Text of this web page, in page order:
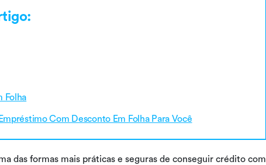
Folha
Com Desconto Em Folha Para Você
das formas mais práticas e seguras de conseguir crédito com